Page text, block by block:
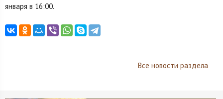
января в 16:00.
Все новости раздела